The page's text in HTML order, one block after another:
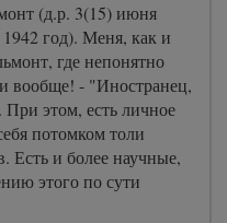
(д.р. 3(15) июня
1942 год). Меня, как и
где непонятно
вообще! - "Иностранец,
этом, есть личное
потомком толи
Есть и более научные,
этого по сути